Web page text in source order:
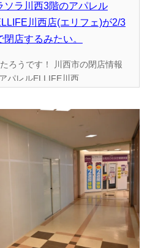
ソラ川西3階のアパレル
川西店(エリフェ)が2/3
閉店するみたい。
ろうです！ 川西市の閉店情報
パレルELLIFE川西...